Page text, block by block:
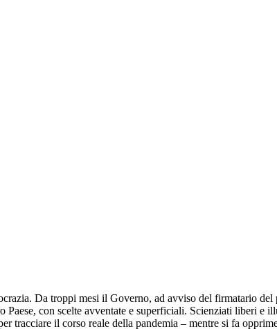
Da troppi mesi il Governo, ad avviso del firmatario del
con scelte avventate e superficiali. Scienziati liberi e
tracciare il corso reale della pandemia – mentre si fa